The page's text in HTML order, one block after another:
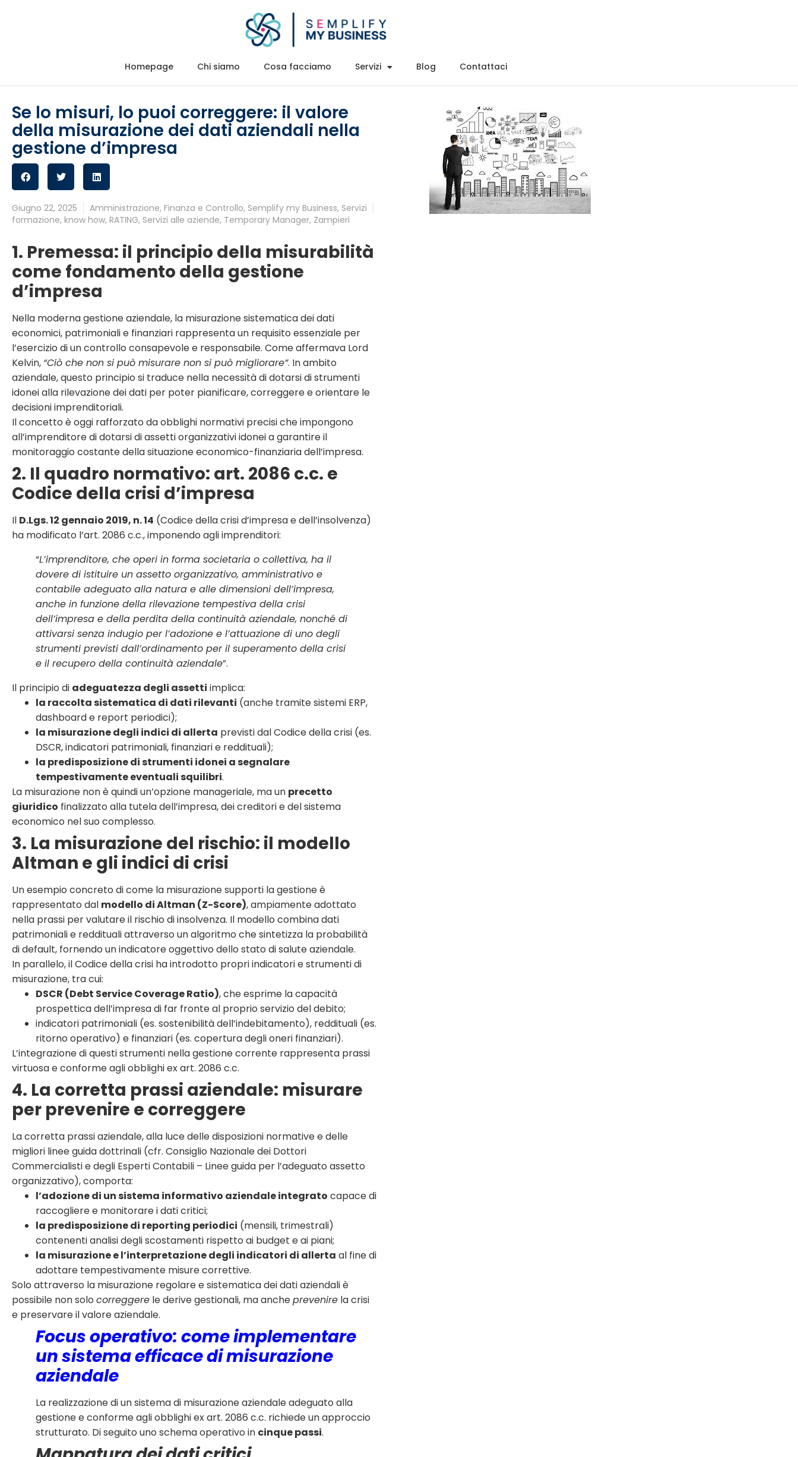
Homepage Chi siamo Cosa facciamo Servizi Blog Contattaci
Se lo misuri, lo puoi correggere: il valore
della misurazione dei dati aziendali nella
gestione d’impresa
Giugno 22, 2025 Amministrazione, Finanza e Controllo, Semplify my Business, Servizi
formazione, know how, RATING, Servizi alle aziende, Temporary Manager, Zampieri
1. Premessa: il principio della misurabilità
come fondamento della gestione
d’impresa
Nella moderna gestione aziendale, la misurazione sistematica dei dati
economici, patrimoniali e finanziari rappresenta un requisito essenziale per
l’esercizio di un controllo consapevole e responsabile. Come affermava Lord
Kelvin, “Ciò che non si può misurare non si può migliorare”. In ambito
aziendale, questo principio si traduce nella necessità di dotarsi di strumenti
idonei alla rilevazione dei dati per poter pianificare, correggere e orientare le
decisioni imprenditoriali.
Il concetto è oggi rafforzato da obblighi normativi precisi che impongono
all’imprenditore di dotarsi di assetti organizzativi idonei a garantire il
monitoraggio costante della situazione economico-finanziaria dell’impresa.
2. Il quadro normativo: art. 2086 c.c. e
Codice della crisi d’impresa
Il D.Lgs. 12 gennaio 2019, n. 14 (Codice della crisi d’impresa e dell’insolvenza)
ha modificato l’art. 2086 c.c., imponendo agli imprenditori:
“L’imprenditore, che operi in forma societaria o collettiva, ha il
dovere di istituire un assetto organizzativo, amministrativo e
contabile adeguato alla natura e alle dimensioni dell’impresa,
anche in funzione della rilevazione tempestiva della crisi
dell’impresa e della perdita della continuità aziendale, nonché di
attivarsi senza indugio per l’adozione e l’attuazione di uno degli
strumenti previsti dall’ordinamento per il superamento della crisi
e il recupero della continuità aziendale”.
Il principio di adeguatezza degli assetti implica:
la raccolta sistematica di dati rilevanti (anche tramite sistemi ERP,
dashboard e report periodici);
la misurazione degli indici di allerta previsti dal Codice della crisi (es.
DSCR, indicatori patrimoniali, finanziari e reddituali);
la predisposizione di strumenti idonei a segnalare
tempestivamente eventuali squilibri.
La misurazione non è quindi un’opzione manageriale, ma un precetto
giuridico finalizzato alla tutela dell’impresa, dei creditori e del sistema
economico nel suo complesso.
3. La misurazione del rischio: il modello
Altman e gli indici di crisi
Un esempio concreto di come la misurazione supporti la gestione è
rappresentato dal modello di Altman (Z-Score), ampiamente adottato
nella prassi per valutare il rischio di insolvenza. Il modello combina dati
patrimoniali e reddituali attraverso un algoritmo che sintetizza la probabilità
di default, fornendo un indicatore oggettivo dello stato di salute aziendale.
In parallelo, il Codice della crisi ha introdotto propri indicatori e strumenti di
misurazione, tra cui:
DSCR (Debt Service Coverage Ratio), che esprime la capacità
prospettica dell’impresa di far fronte al proprio servizio del debito;
indicatori patrimoniali (es. sostenibilità dell’indebitamento), reddituali (es.
ritorno operativo) e finanziari (es. copertura degli oneri finanziari).
L’integrazione di questi strumenti nella gestione corrente rappresenta prassi
virtuosa e conforme agli obblighi ex art. 2086 c.c.
4. La corretta prassi aziendale: misurare
per prevenire e correggere
La corretta prassi aziendale, alla luce delle disposizioni normative e delle
migliori linee guida dottrinali (cfr. Consiglio Nazionale dei Dottori
Commercialisti e degli Esperti Contabili – Linee guida per l’adeguato assetto
organizzativo), comporta:
l’adozione di un sistema informativo aziendale integrato capace di
raccogliere e monitorare i dati critici;
la predisposizione di reporting periodici (mensili, trimestrali)
contenenti analisi degli scostamenti rispetto ai budget e ai piani;
la misurazione e l’interpretazione degli indicatori di allerta al fine di
adottare tempestivamente misure correttive.
Solo attraverso la misurazione regolare e sistematica dei dati aziendali è
possibile non solo correggere le derive gestionali, ma ancheprevenire la crisi
e preservare il valore aziendale.
Focus operativo: come implementare
un sistema efficace di misurazione
aziendale
La realizzazione di un sistema di misurazione aziendale adeguato alla
gestione e conforme agli obblighi ex art. 2086 c.c. richiede un approccio
strutturato. Di seguito uno schema operativo in cinque passi.